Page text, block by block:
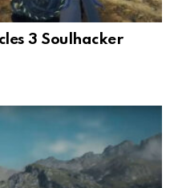
3 Soulhacker